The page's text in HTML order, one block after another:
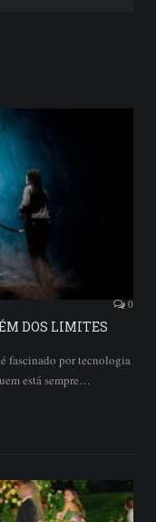
0
DOS LIMITES
fascinado por tecnologia
está sempre…